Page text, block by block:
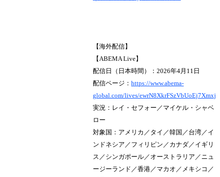
【海外配信】
【ABEMA Live】
配信日（日本時間）：2026年4月11日
配信ページ：https://www.abema-
global.com/lives/ewrN8XkrFSzVbUoEj7Xmxj
実況：レイ・セフォー／マイケル・シャベ
ロー
対象国：アメリカ／タイ／韓国／台湾／イ
ンドネシア／フィリピン／カナダ／イギリ
ス／シンガポール／オーストラリア／ニュ
ージーランド／香港／マカオ／メキシコ／